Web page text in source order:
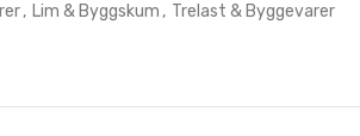
, Lim & Byggskum , Trelast & Byggevarer